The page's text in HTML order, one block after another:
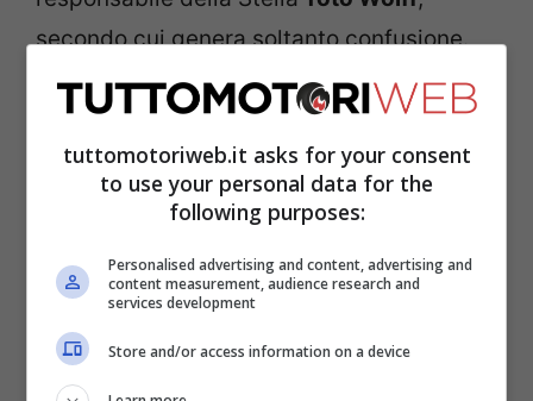
secondo cui genera soltanto confusione.
tuttomotoriweb.it asks for your consent
to use your personal data for the
following purposes:
Personalised advertising and content, advertising and
content measurement, audience research and
services development
Store and/or access information on a device